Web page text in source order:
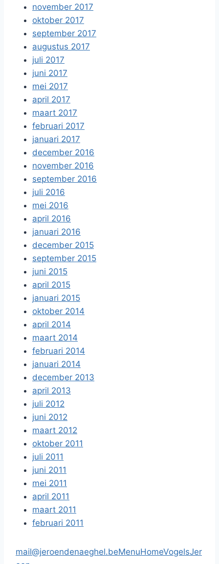
november 2017
oktober 2017
september 2017
augustus 2017
juli 2017
juni 2017
mei 2017
april 2017
maart 2017
februari 2017
januari 2017
december 2016
november 2016
september 2016
juli 2016
mei 2016
april 2016
januari 2016
december 2015
september 2015
juni 2015
april 2015
januari 2015
oktober 2014
april 2014
maart 2014
februari 2014
januari 2014
december 2013
april 2013
juli 2012
juni 2012
maart 2012
oktober 2011
juli 2011
juni 2011
mei 2011
april 2011
maart 2011
februari 2011
mail@jeroendenaeghel.beMenuHomeVogelsJer